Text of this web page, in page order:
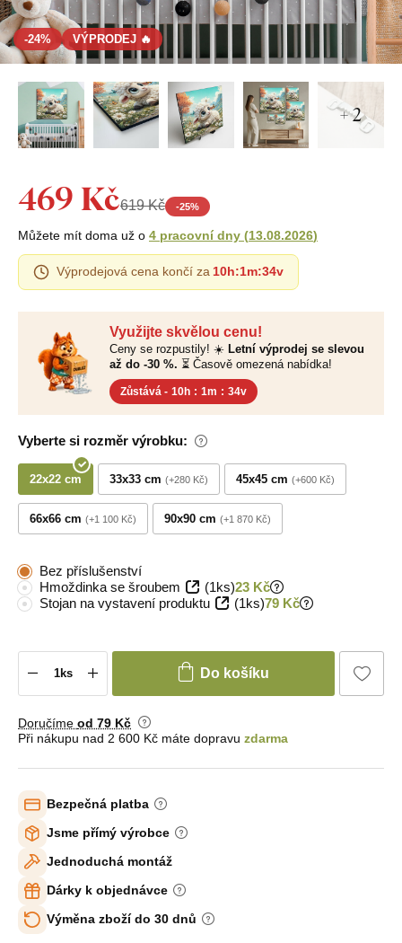
-24% VÝPRODEJ 🔥
+ 2
Využijte skvělou cenu!
Ceny se rozpustily! ☀️ Letní výprodej se slevou
až do -30 %. ⏳ Časově omezená nabídka!
Zůstává - 10h : 1m : 33v
Vyberte si rozměr výrobku:
22x22 cm 33x33 cm +280 Kč 45x45 cm +600 Kč
66x66 cm +1 100 Kč 90x90 cm +1 870 Kč
469 Kč619 Kč -25%
Můžete mít doma už o 4 pracovní dny (13.08.2026)
Výprodejová cena končí za 10h:1m:33v
Bez příslušenství
Hmoždinka se šroubem
(1ks)23 Kč
Stojan na vystavení produktu
(1ks)79 Kč
Do košíku
Doručíme od 79 Kč
Při nákupu nad 2 600 Kč máte dopravu zdarma
Bezpečná platba
Jsme přímý výrobce
Jednoduchá montáž
Dárky k objednávce
Výměna zboží do 30 dnů